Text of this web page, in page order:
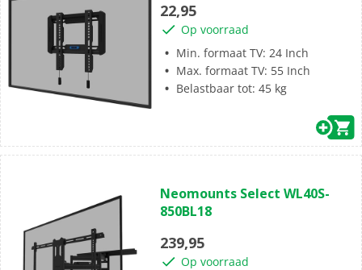
5
sterren.
1
beoordeling
22,95
Op voorraad
Min. formaat TV: 24 Inch
Max. formaat TV: 55 Inch
Belastbaar tot: 45 kg
van
de
sterren.
Neomounts Select WL40S-
850BL18
239,95
Op voorraad